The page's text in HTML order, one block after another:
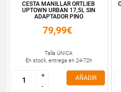
CESTA MANILLAR ORTLIEB
UPTOWN URBAN 17,5L SIN
ADAPTADOR PINO
79,99€
Talla ÚNICA
En stock, entrega en 24-72h
+
-
+
-
AÑADIR